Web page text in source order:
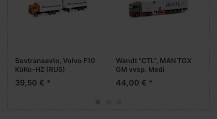
Sovtransavto, Volvo F10
KüKo-HZ (RUS)
39,50 € *
Wandt "CTL", MAN TGX
GM vvsp. Medi
EuroKoAufl.
44,00 € *